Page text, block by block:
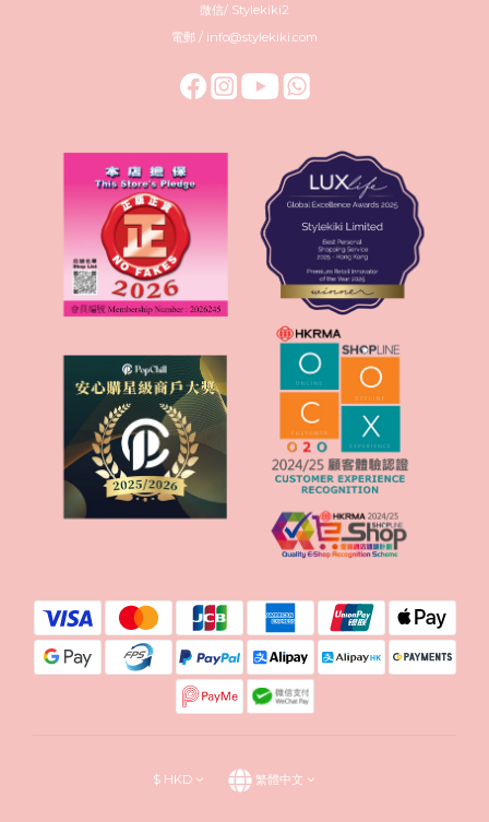
微信/ Stylekiki2
電郵 / info@stylekiki.com
$ HKD 繁體中文